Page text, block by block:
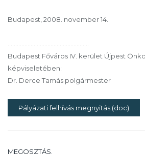
Budapest, 2008. november 14.
……………………………………………..
Budapest Főváros IV. kerület Újpest
képviseletében:
Dr. Derce Tamás polgármester
Pályázati felhívás megnyitás (doc)
MEGOSZTÁS.